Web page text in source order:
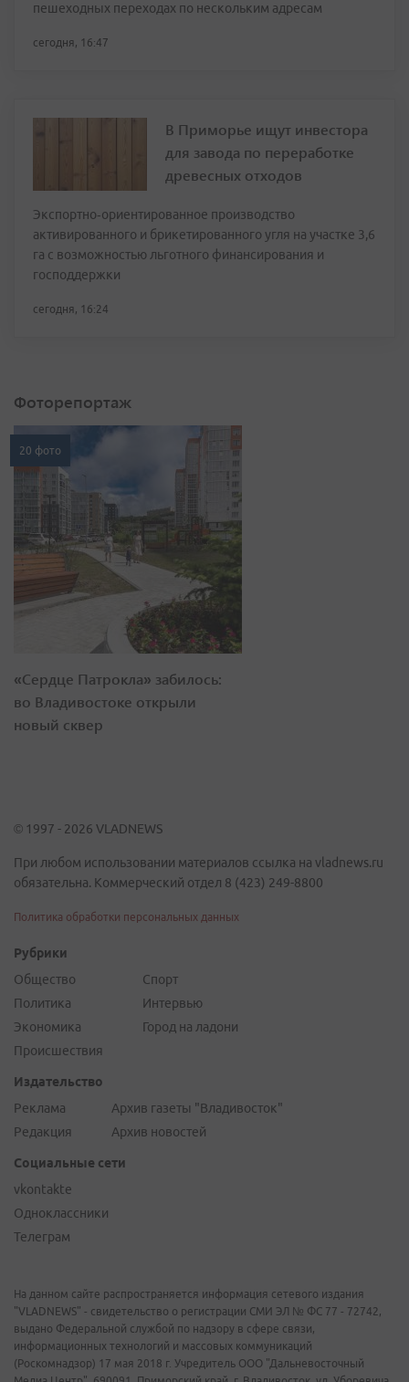
пешеходных переходах по нескольким адресам
сегодня, 16:47
В Приморье ищут инвестора
для завода по переработке
древесных отходов
Экспортно‑ориентированное производство
активированного и брикетированного угля на участке 3,6
га с возможностью льготного финансирования и
господдержки
сегодня, 16:24
Фоторепортаж
20 фото
«Сердце Патрокла» забилось:
во Владивостоке открыли
новый сквер
© 1997 - 2026 VLADNEWS
При любом использовании материалов ссылка на vladnews.ru
обязательна. Коммерческий отдел 8 (423) 249-8800
Политика обработки персональных данных
Рубрики
Общество
Политика
Экономика
Происшествия
Спорт
Интервью
Город на ладони
Издательство
Реклама
Редакция
Архив газеты "Владивосток"
Архив новостей
Социальные сети
vkontakte
Одноклассники
Телеграм
На данном сайте распространяется информация сетевого издания
"VLADNEWS" - свидетельство о регистрации СМИ ЭЛ № ФС 77 - 72742,
выдано Федеральной службой по надзору в сфере связи,
информационных технологий и массовых коммуникаций
(Роскомнадзор) 17 мая 2018 г. Учредитель ООО "Дальневосточный